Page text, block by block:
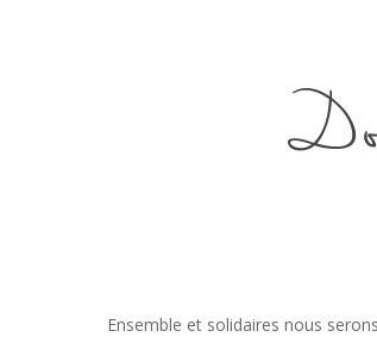
Ensemble et solidaires nous